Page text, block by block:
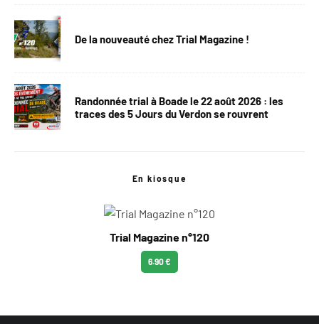
De la nouveauté chez Trial Magazine !
Randonnée trial à Boade le 22 août 2026 : les
traces des 5 Jours du Verdon se rouvrent
En kiosque
Trial Magazine n°120
6.90 €